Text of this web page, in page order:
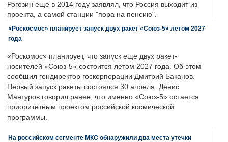
Рогозин еще в 2014 году заявлял, что Россия выходит из
проекта, а самой станции "пора на пенсию".
«Роскосмос» планирует запуск двух ракет «Союз-5» летом 2027
года
«Роскомос» планирует, что запуск еще двух ракет-
носителей «Союз-5» состоится летом 2027 года. Об этом
сообщил гендиректор госкорпорации Дмитрий Баканов.
Первый запуск ракеты состоялся 30 апреля. Денис
Мантуров говорил ранее, что именно «Союз-5» остается
приоритетным проектом российской космической
программы.
На российском сегменте МКС обнаружили два места утечки